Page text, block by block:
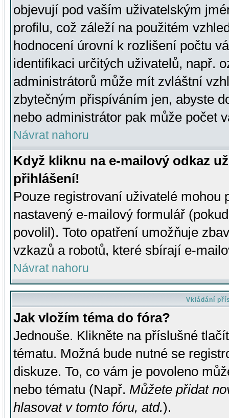
objevují pod vaším uživatelským
profilu, což záleží na použitém
hodnocení úrovní k rozlišení počtu
identifikaci určitých uživatelů, např.
administrátorů může mít zvláštní
zbytečným přispíváním jen, abyste
nebo administrátor pak může počet
Návrat nahoru
Když kliknu na e-mailový odkaz
přihlášení!
Pouze registrovaní uživatelé mohou
nastavený e-mailový formulář
povolil). Toto opatření umožňuje
vzkazů a robotů, které sbírají e-
Návrat nahoru
Vkládání
Jak vložím téma do fóra?
Jednouše. Klikněte na příslušné
tématu. Možná bude nutné se
diskuze. To, co vám je povoleno
nebo tématu (Např. Můžete přidat
hlasovat v tomto fóru, atd.).